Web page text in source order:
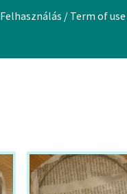
Felhasználás / Term of use